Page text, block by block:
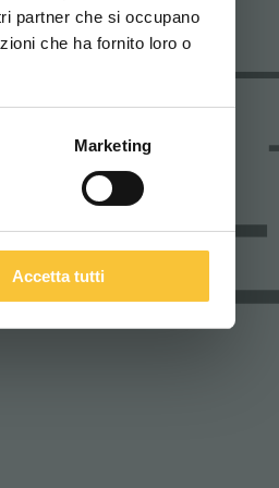
partner che si occupano
che ha fornito loro o
Marketing
Accetta tutti